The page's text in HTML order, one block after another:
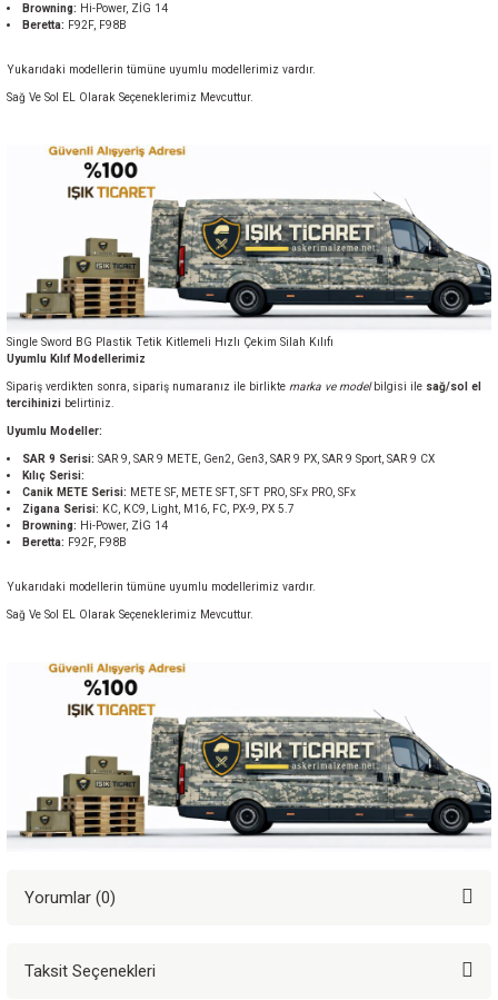
Browning: Hi-Power, ZİG 14
Beretta: F92F, F98B
Yukarıdaki modellerin tümüne uyumlu modellerimiz vardır.
Sağ Ve Sol EL Olarak Seçeneklerimiz Mevcuttur.
Single Sword BG Plastik Tetik Kitlemeli Hızlı Çekim Silah Kılıfı
Uyumlu Kılıf Modellerimiz
Sipariş verdikten sonra, sipariş numaranız ile birlikte marka ve modelbilgisi ile sağ/sol el
tercihinizi belirtiniz.
Uyumlu Modeller:
SAR 9 Serisi: SAR 9, SAR 9 METE, Gen2, Gen3, SAR 9 PX, SAR 9 Sport, SAR 9 CX
Kılıç Serisi:
Canik METE Serisi: METE SF, METE SFT, SFT PRO, SFx PRO, SFx
Zigana Serisi: KC, KC9, Light, M16, FC, PX-9, PX 5.7
Browning: Hi-Power, ZİG 14
Beretta: F92F, F98B
Yukarıdaki modellerin tümüne uyumlu modellerimiz vardır.
Sağ Ve Sol EL Olarak Seçeneklerimiz Mevcuttur.
Yorumlar (0)
Taksit Seçenekleri